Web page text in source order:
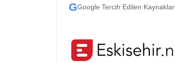
GGoogle Tercih Edilen Kaynaklar